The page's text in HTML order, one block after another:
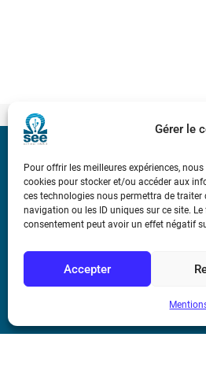
Gérer le
Pour offrir les meilleures expériences,
cookies pour stocker et/ou accéder aux
ces technologies nous permettra de
navigation ou les ID uniques sur ce site.
consentement peut avoir un effet négatif
Accepter